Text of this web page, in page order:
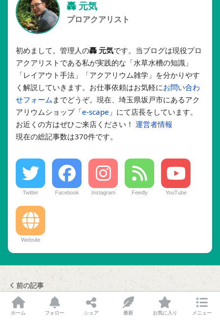
轟 元気
プロアクアリスト
初めまして。管理人の轟 元気です。当ブログは現役プロ
アクアリストである私が実践的な「水草水槽の知識」
「レイアウト手法」「アクアリウム雑学」を分かりやす
く解説していきます。お仕事依頼はお気軽にお問い合わ
せフォーム までどうぞ。現在、埼玉県坂戸市にあるアク
アリウムショップ「e-scape 」にて店長をしています。
お近くの方はぜひご来店ください！ 運営者情報
現在の総記事数は370件です。
Twitter Facebook Instagram Feedly YouTube
Website
前の記事
ホーム フォロー シェア 最新 お気に入り メニュー